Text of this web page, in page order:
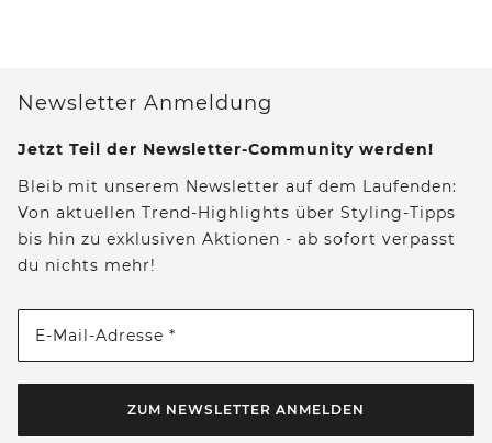
Newsletter Anmeldung
Jetzt Teil der Newsletter-Community werden!
Bleib mit unserem Newsletter auf dem Laufenden:
Von aktuellen Trend-Highlights über Styling-Tipps
bis hin zu exklusiven Aktionen - ab sofort verpasst
du nichts mehr!
E-Mail-Adresse *
ZUM NEWSLETTER ANMELDEN